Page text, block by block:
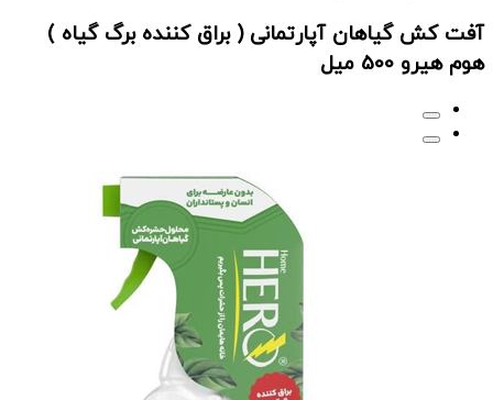
آفت کش گیاهان آپارتمانی ( براق کننده برگ گیاه )
هوم هیرو 500 میل